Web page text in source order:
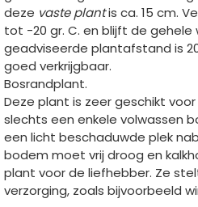
deze vaste plantis ca. 15 cm.
tot -20 gr. C. en blijft de gehele
geadviseerde plantafstand is
goed verkrijgbaar.
Bosrandplant.
Deze plant is zeer geschikt
slechts een enkele volwassen
een licht beschaduwde plek
bodem moet vrij droog en
plant voor de liefhebber. Ze
verzorging, zoals bijvoorbeeld